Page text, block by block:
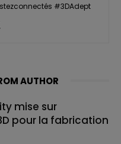
#3DAdept
AUTHOR
mise sur
pour la fabrication